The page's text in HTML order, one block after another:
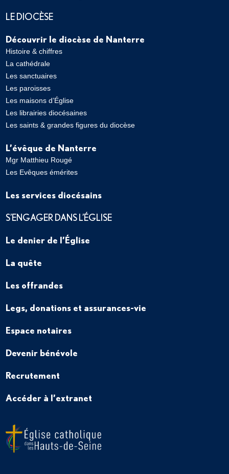
LE DIOCÈSE
Découvrir le diocèse de Nanterre
Histoire & chiffres
La cathédrale
Les sanctuaires
Les paroisses
Les maisons d’Église
Les librairies diocésaines
Les saints & grandes figures du diocèse
L’évêque de Nanterre
Mgr Matthieu Rougé
Les Evêques émérites
Les services diocésains
S’ENGAGER DANS L’ÉGLISE
Le denier de l’Église
La quête
Les offrandes
Legs, donations et assurances-vie
Espace notaires
Devenir bénévole
Recrutement
Accéder à l’extranet